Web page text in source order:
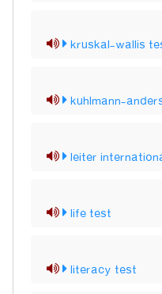
kruskal-wallis
kuhlmann-
leiter
life test
literacy test